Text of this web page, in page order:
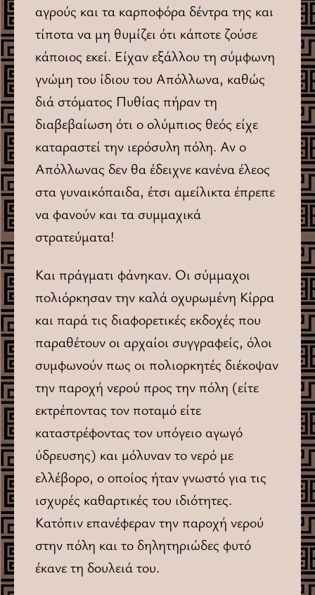
αγρούς και τα καρποφόρα δέντρα της και
τίποτα να μη θυμίζει ότι κάποτε ζούσε
κάποιος εκεί. Είχαν εξάλλου τη σύμφωνη
γνώμη του ίδιου του Απόλλωνα, καθώς
διά στόματος Πυθίας πήραν τη
διαβεβαίωση ότι ο ολύμπιος θεός είχε
καταραστεί την ιερόσυλη πόλη. Αν ο
Απόλλωνας δεν θα έδειχνε κανένα έλεος
στα γυναικόπαιδα, έτσι αμείλικτα έπρεπε
να φανούν και τα συμμαχικά
στρατεύματα!
Και πράγματι φάνηκαν. Οι σύμμαχοι
πολιόρκησαν την καλά οχυρωμένη Κίρρα
και παρά τις διαφορετικές εκδοχές που
παραθέτουν οι αρχαίοι συγγραφείς, όλοι
συμφωνούν πως οι πολιορκητές διέκοψαν
την παροχή νερού προς την πόλη (είτε
εκτρέποντας τον ποταμό είτε
καταστρέφοντας τον υπόγειο αγωγό
ύδρευσης) και μόλυναν το νερό με
ελλέβορο, ο οποίος ήταν γνωστό για τις
ισχυρές καθαρτικές του ιδιότητες.
Kατόπιν επανέφεραν την παροχή νερού
στην πόλη και το δηλητηριώδες φυτό
έκανε τη δουλειά του.